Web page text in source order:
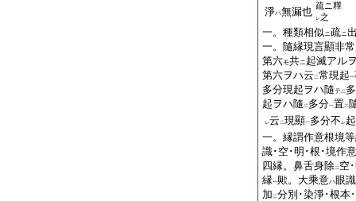
淨ハ無漏也 疏ニ釋
レ之
一。種類相似ニ疏ニ
一。隨縁現言顯非
第六モ共ニ起滅アル
第六ヲハ云 二常現起一
多分現起ヲハ隨テ二
起ヲハ隨 二 多分一置二
レ云 二現顯一多分不 レ
一。縁謂作意根境
識･空･明･根･境作
四縁。鼻舌身除二 空
縁一歟。大乘意ハ眼
加 二分別･染淨･根本